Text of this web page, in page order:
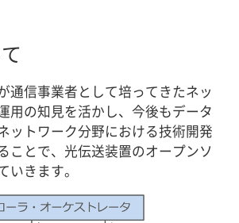
通信事業者として培ってきたネッ
用の知見を活かし、今後もデータ
ットワーク分野における技術開発
ことで、光伝送装置のオープンソ
いきます。